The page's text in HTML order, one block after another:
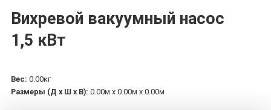
Вихревой вакуумный насос
1,5 кВт
Вес: 0.00кг
Размеры (Д х Ш х В): 0.00м x 0.00м x 0.00м